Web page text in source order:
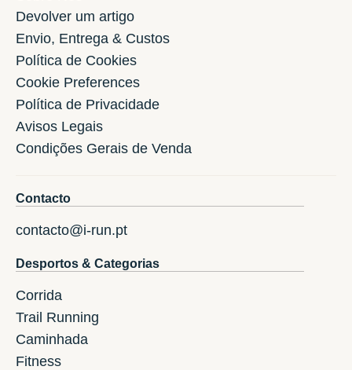
Devolver um artigo
Envio, Entrega & Custos
Política de Cookies
Cookie Preferences
Política de Privacidade
Avisos Legais
Condições Gerais de Venda
Contacto
contacto@i-run.pt
Desportos & Categorias
Corrida
Trail Running
Caminhada
Fitness